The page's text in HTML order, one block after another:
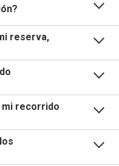
reserva,
mi recorrido